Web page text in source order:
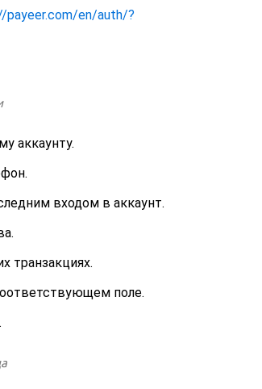
payeer.com/en/auth/?
аккаунту.
входом в аккаунт.
транзакциях.
поле.